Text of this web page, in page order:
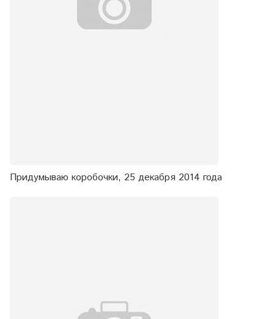
Придумываю коробочки, 25 декабря 2014 года